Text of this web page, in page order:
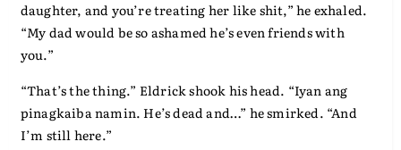
daughter, and you’re treating her like shit,” he exhaled.
“My dad would be so ashamed he’s even friends with
you.”
“That’s the thing.” Eldrick shook his head. “Iyan ang
pinagkaiba namin. He’s dead and…” he smirked. “And
I’m still here.”